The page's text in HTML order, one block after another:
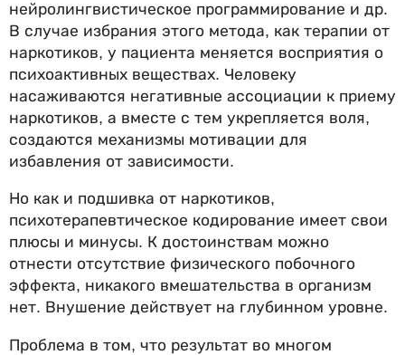
нейролингвистическое программирование и др.
В случае избрания этого метода, как терапии от
наркотиков, у пациента меняется восприятия о
психоактивных веществах. Человеку
насаживаются негативные ассоциации к приему
наркотиков, а вместе с тем укрепляется воля,
создаются механизмы мотивации для
избавления от зависимости.
Но как и подшивка от наркотиков,
психотерапевтическое кодирование имеет свои
плюсы и минусы. К достоинствам можно
отнести отсутствие физического побочного
эффекта, никакого вмешательства в организм
нет. Внушение действует на глубинном уровне.
Проблема в том, что результат во многом